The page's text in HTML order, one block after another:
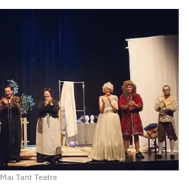
Mai Tant Teatre